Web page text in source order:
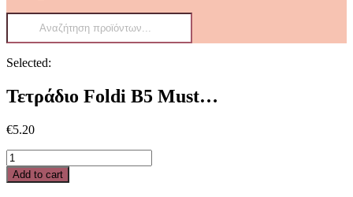
Products
Selected:
Τετράδιο Foldi Β5 Must…
€5.20
Τετράδιο
Foldi
Β5
Add to cart